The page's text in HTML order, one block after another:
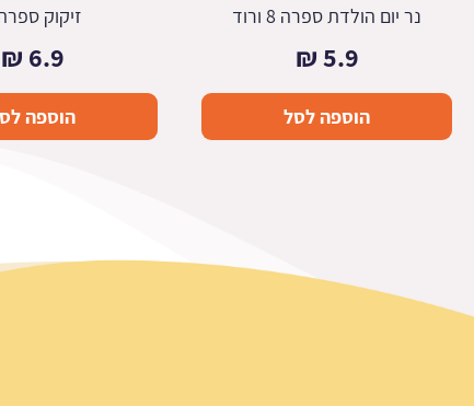
נר יום הולדת ספרה 8 ורוד
5.9
₪
הוספה לסל
זיקוק ספרה
6.9
₪
הוספה